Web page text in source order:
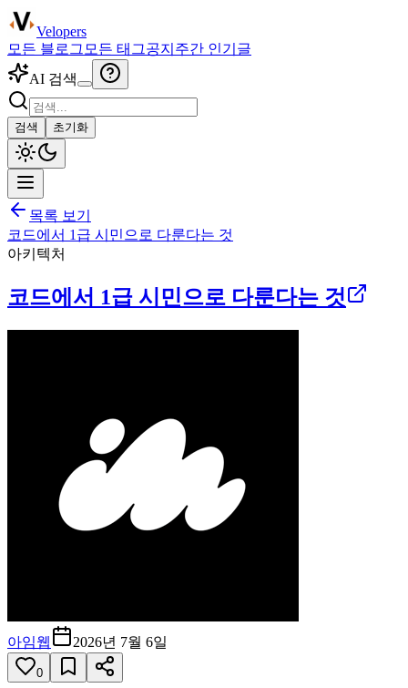
Velopers
모든 블로그 모든 태그공지 주간 인기글
AI 검색
검색 초기화
목록 보기
코드에서 1급 시민으로 다룬다는 것
아키텍처
코드에서 1급 시민으로 다룬다는 것
아임웹 2026년 7월 6일
0